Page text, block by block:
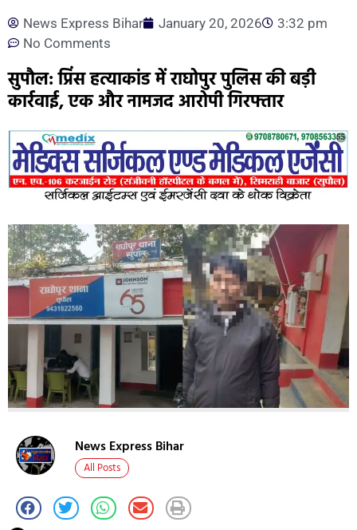
News Express Bihar January 20, 2026
3:32 pm
No Comments
सुपौल: प्रिंस हत्याकांड में राघोपुर पुलिस की बड़ी
कार्रवाई, एक और नामजद आरोपी गिरफ्तार
News Express Bihar
All Posts